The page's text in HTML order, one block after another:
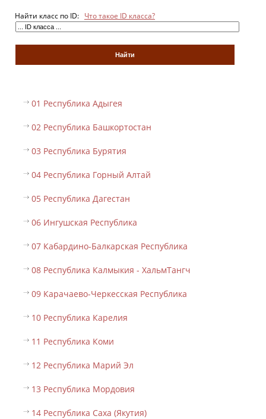
Найти класс по ID: Что такое ID класса?
01 Республика Адыгея
02 Республика Башкортостан
03 Республика Бурятия
04 Республика Горный Алтай
05 Республика Дагестан
06 Ингушская Республика
07 Кабардино-Балкарская Республика
08 Республика Калмыкия - ХальмТангч
09 Карачаево-Черкесская Республика
10 Республика Карелия
11 Республика Коми
12 Республика Марий Эл
13 Республика Мордовия
14 Республика Саха (Якутия)